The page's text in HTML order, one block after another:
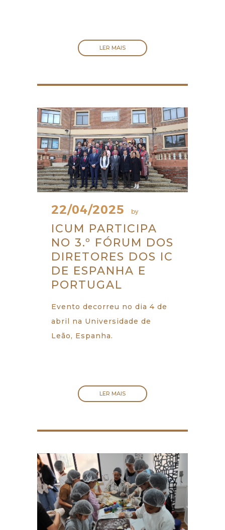
LER MAIS
22/04/2025 by
ICUM PARTICIPA
NO 3.º FÓRUM DOS
DIRETORES DOS IC
DE ESPANHA E
PORTUGAL
Evento decorreu no dia 4 de
abril na Universidade de
Leão, Espanha.
LER MAIS